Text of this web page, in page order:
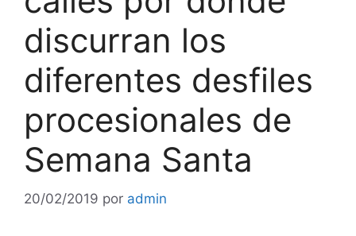
discurran los
diferentes desfiles
procesionales de
Semana Santa
20/02/2019 por admin